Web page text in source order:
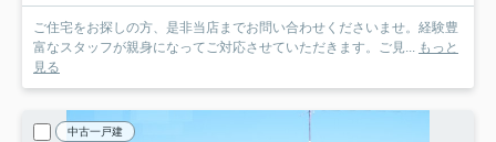
ご住宅をお探しの方、是非当店までお問い合わせくださいませ。経験豊
富なスタッフが親身になってご対応させていただきます。ご見... もっと
見る
中古一戸建